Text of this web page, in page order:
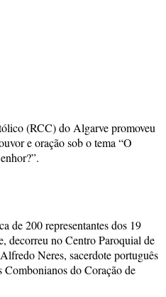
(RCC) do Algarve promoveu
e oração sob o tema “O
de 200 representantes dos 19
decorreu no Centro Paroquial de
Neres, sacerdote português
do Coração de